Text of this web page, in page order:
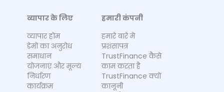
व्यापार के लिए
व्यापार होम
डेमो का अनुरोध
समाधान
योजनाएं और मूल्य
निर्धारण
कार्यक्रम
हमारी कंपनी
हमारे बारे में
प्रशंसापत्र
TrustFinance कैसे
काम करता है
TrustFinance क्यों
कानूनी